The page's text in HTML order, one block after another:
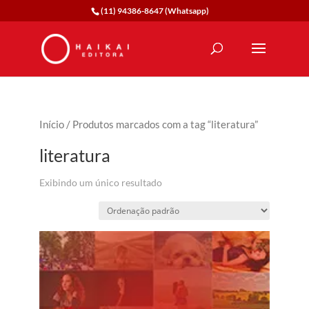
(11) 94386-8647 (Whatsapp)
Início/ Produtos marcados com a tag “literatura”
literatura
Exibindo um único resultado